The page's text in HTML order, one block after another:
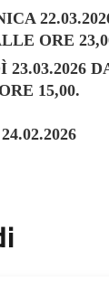
ORE
23.03.2026
15,00.